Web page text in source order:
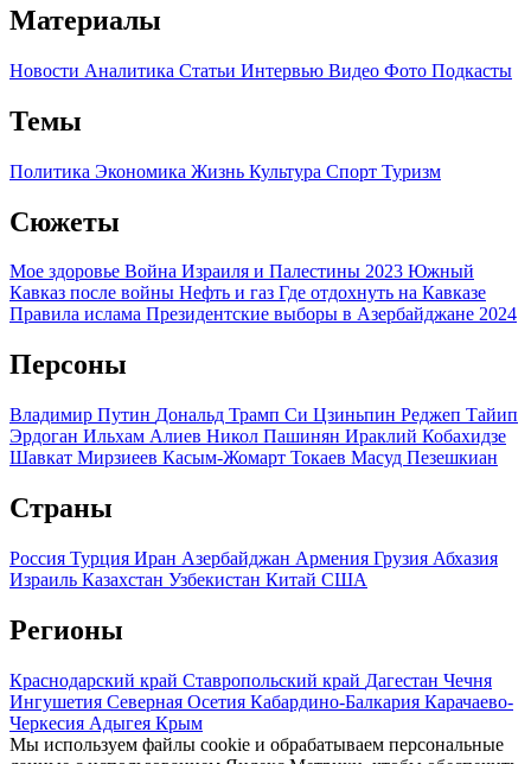
Материалы
Новости Аналитика Статьи Интервью Видео Фото Подкасты
Темы
Политика Экономика Жизнь Культура Спорт Туризм
Сюжеты
Мое здоровье Война Израиля и Палестины 2023 Южный
Кавказ после войны Нефть и газ Где отдохнуть на Кавказе
Правила ислама Президентские выборы в Азербайджане 2024
Персоны
Владимир Путин Дональд Трамп Си Цзиньпин Реджеп Тайип
Эрдоган Ильхам Алиев Никол Пашинян Ираклий Кобахидзе
Шавкат Мирзиеев Касым-Жомарт Токаев Масуд Пезешкиан
Страны
Россия Турция Иран Азербайджан Армения Грузия Абхазия
Израиль Казахстан Узбекистан Китай США
Регионы
Краснодарский край Ставропольский край Дагестан Чечня
Ингушетия Северная Осетия Кабардино-Балкария Карачаево-
Черкесия Адыгея Крым
Мы используем файлы cookie и обрабатываем персональные